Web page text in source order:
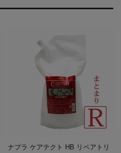
ナプラ ケアテクト HB リペアトリ